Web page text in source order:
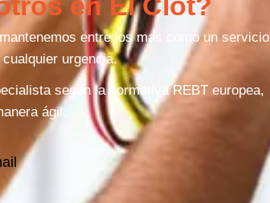
entre los mas como un servicio
urgencia.
segun la normativa REBT europea,
ágil.